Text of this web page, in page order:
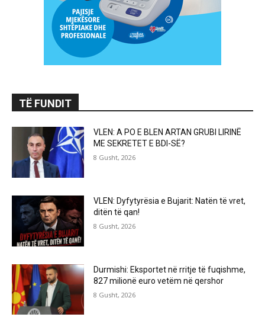
TË FUNDIT
VLEN: A PO E BLEN ARTAN GRUBI LIRINË
ME SEKRETET E BDI-SË?
8 Gusht, 2026
VLEN: Dyfytyrësia e Bujarit: Natën të vret,
ditën të qan!
8 Gusht, 2026
Durmishi: Eksportet në rritje të fuqishme,
827 milionë euro vetëm në qershor
8 Gusht, 2026